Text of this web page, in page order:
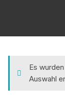
Es
Auswahl